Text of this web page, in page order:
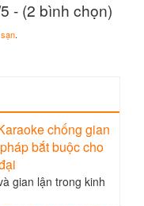
- (2 bình chọn)
.
chống gian
bắt buộc cho
gian lận trong kinh